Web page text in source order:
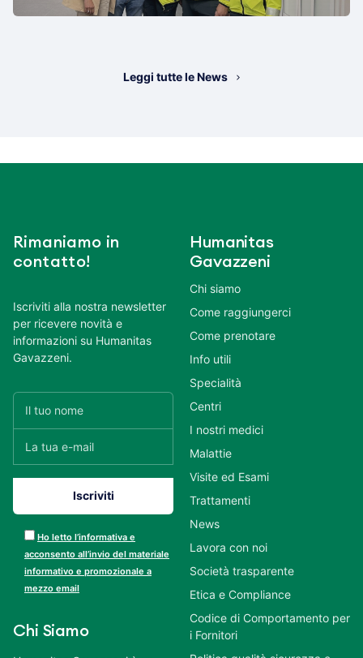
Leggi tutte le News
Rimaniamo in
contatto!
Iscriviti alla nostra newsletter
per ricevere novità e
informazioni su Humanitas
Gavazzeni.
Ho letto l’informativa e
acconsento all’invio del materiale
informativo e promozionale a
mezzo email
Chi Siamo
Humanitas
Gavazzeni
Chi siamo
Come raggiungerci
Come prenotare
Info utili
Specialità
Centri
I nostri medici
Malattie
Visite ed Esami
Trattamenti
News
Lavora con noi
Società trasparente
Etica e Compliance
Codice di Comportamento per
i Fornitori